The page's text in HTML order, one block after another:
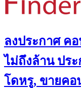
ลงประกาศ ค
ไม่ถึงล้าน ปร
โดหรู, ขายคอ